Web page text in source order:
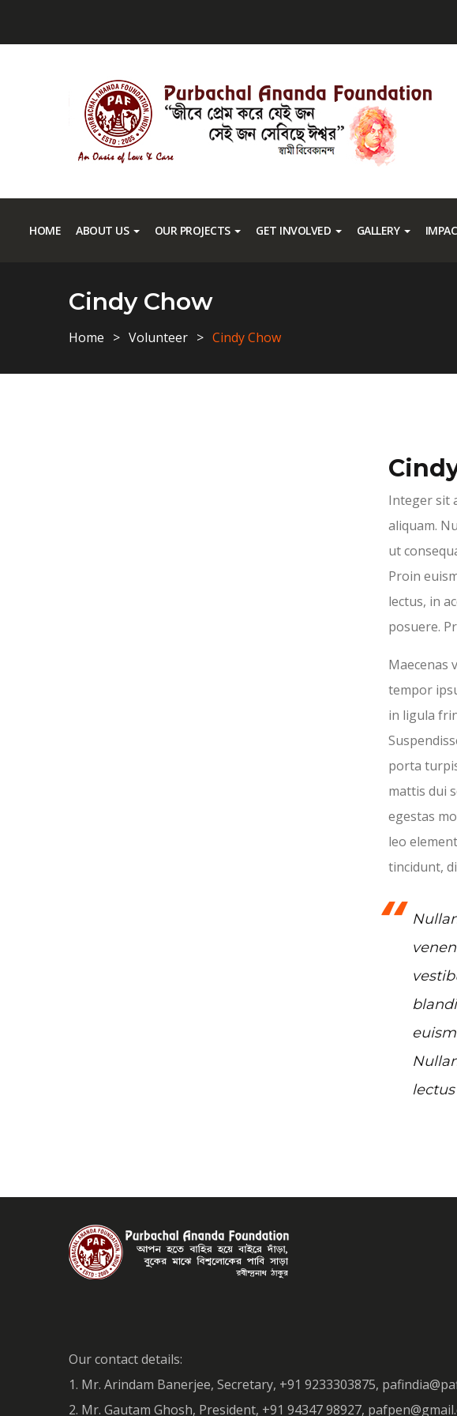
HOME ABOUT US OUR PROJECTS GET INVOLVED GALLERY
Cindy Chow
Home Volunteer Cindy Chow
Integer sit
aliquam.
ut
Proin
lectus, in
posuere.
Maecenas
tempor
in ligula
porta
mattis dui
egestas
leo
tincidunt,
Our contact details:
1. Mr. Arindam Banerjee, Secretary, +91 9233303875,
2. Mr. Gautam Ghosh, President, +91 94347 98927,